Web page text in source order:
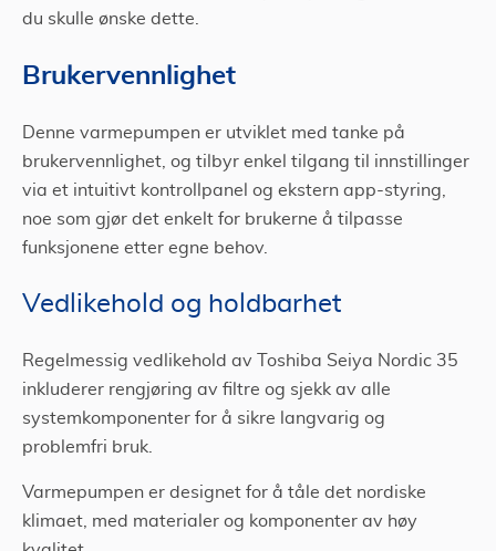
du skulle ønske dette.
Brukervennlighet
Denne varmepumpen er utviklet med tanke på
brukervennlighet, og tilbyr enkel tilgang til innstillinger
via et intuitivt kontrollpanel og ekstern app-styring,
noe som gjør det enkelt for brukerne å tilpasse
funksjonene etter egne behov.
Vedlikehold og holdbarhet
Regelmessig vedlikehold av Toshiba Seiya Nordic 35
inkluderer rengjøring av filtre og sjekk av alle
systemkomponenter for å sikre langvarig og
problemfri bruk.
Varmepumpen er designet for å tåle det nordiske
klimaet, med materialer og komponenter av høy